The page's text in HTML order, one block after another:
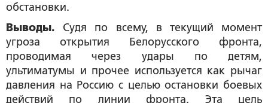
обстановки.
Выводы. Судя по всему, в текущий момент
угроза открытия Белорусского фронта,
проводимая через удары по детям,
ультиматумы и прочее используется как рычаг
давления на Россию с целью остановки боевых
действий по линии фронта. Эта цель